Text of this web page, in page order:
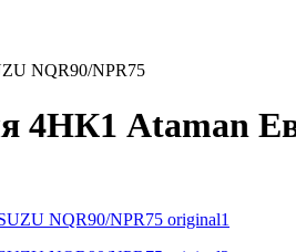
NQR90/NPR75
4НК1 Ataman